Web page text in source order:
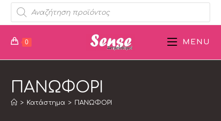
0 MENU
ΠΑΝΩΦΟΡΙ
> Κατάστημα > ΠΑΝΩΦΟΡΙ